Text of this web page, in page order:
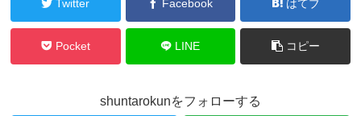
Twitter Facebook はてブ
Pocket LINE コピー
shuntarokunをフォローする